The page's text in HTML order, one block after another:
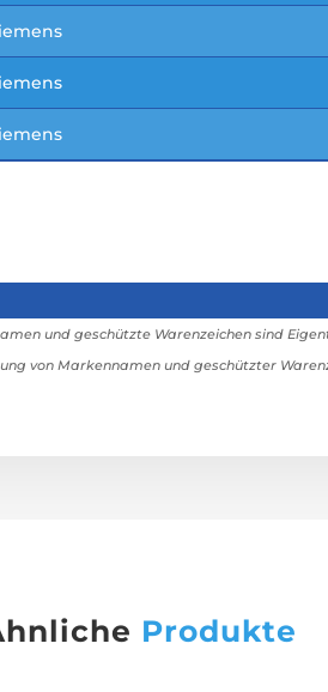
und geschützte Warenzeichen sind
von Markennamen und geschützter
Produkte